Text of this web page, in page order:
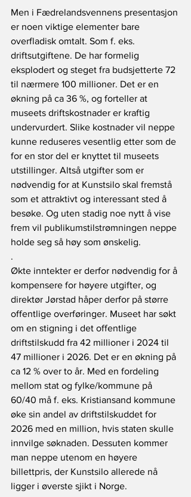
Men i Fædrelandsvennens presentasjon
er noen viktige elementer bare
overfladisk omtalt. Som f. eks.
driftsutgiftene. De har formelig
eksplodert og steget fra budsjetterte 72
til nærmere 100 millioner. Det er en
økning på ca 36 %, og forteller at
museets driftskostnader er kraftig
undervurdert. Slike kostnader vil neppe
kunne reduseres vesentlig etter som de
for en stor del er knyttet til museets
utstillinger. Altså utgifter som er
nødvendig for at Kunstsilo skal fremstå
som et attraktivt og interessant sted å
besøke. Og uten stadig noe nytt å vise
frem vil publikumstilstrømningen neppe
holde seg så høy som ønskelig.
.
Økte inntekter er derfor nødvendig for å
kompensere for høyere utgifter, og
direktør Jørstad håper derfor på større
offentlige overføringer. Museet har søkt
om en stigning i det offentlige
driftstilskudd fra 42 millioner i 2024 til
47 millioner i 2026. Det er en økning på
ca 12 % over to år. Med en fordeling
mellom stat og fylke/kommune på
60/40 må f. eks. Kristiansand kommune
øke sin andel av driftstilskuddet for
2026 med en million, hvis staten skulle
innvilge søknaden. Dessuten kommer
man neppe utenom en høyere
billettpris, der Kunstsilo allerede nå
ligger i øverste sjikt i Norge.